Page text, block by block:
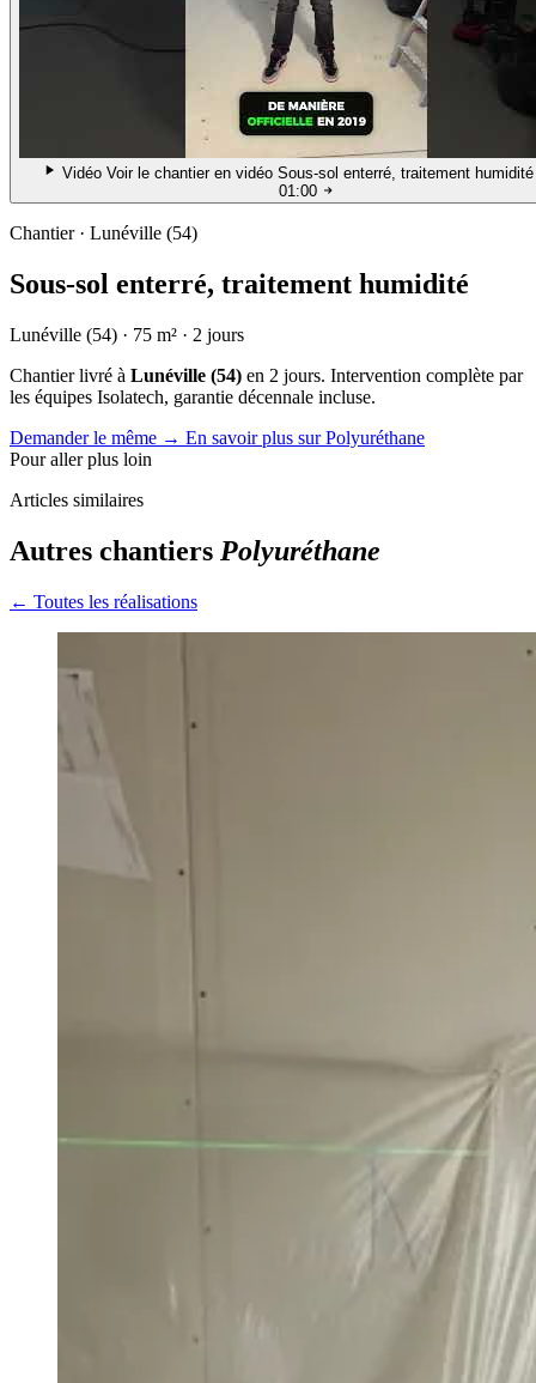
Vidéo Voir le chantier en vidéo Sous-sol enterré, traitement
01:00
Chantier · Lunéville (54)
Sous-sol enterré, traitement humidité
Lunéville (54) · 75 m² · 2 jours
Chantier livré à Lunéville (54) en 2 jours. Intervention complète par
les équipes Isolatech, garantie décennale incluse.
Demander le même → En savoir plus sur Polyuréthane
Pour aller plus loin
Articles similaires
Autres chantiers Polyuréthane
← Toutes les réalisations